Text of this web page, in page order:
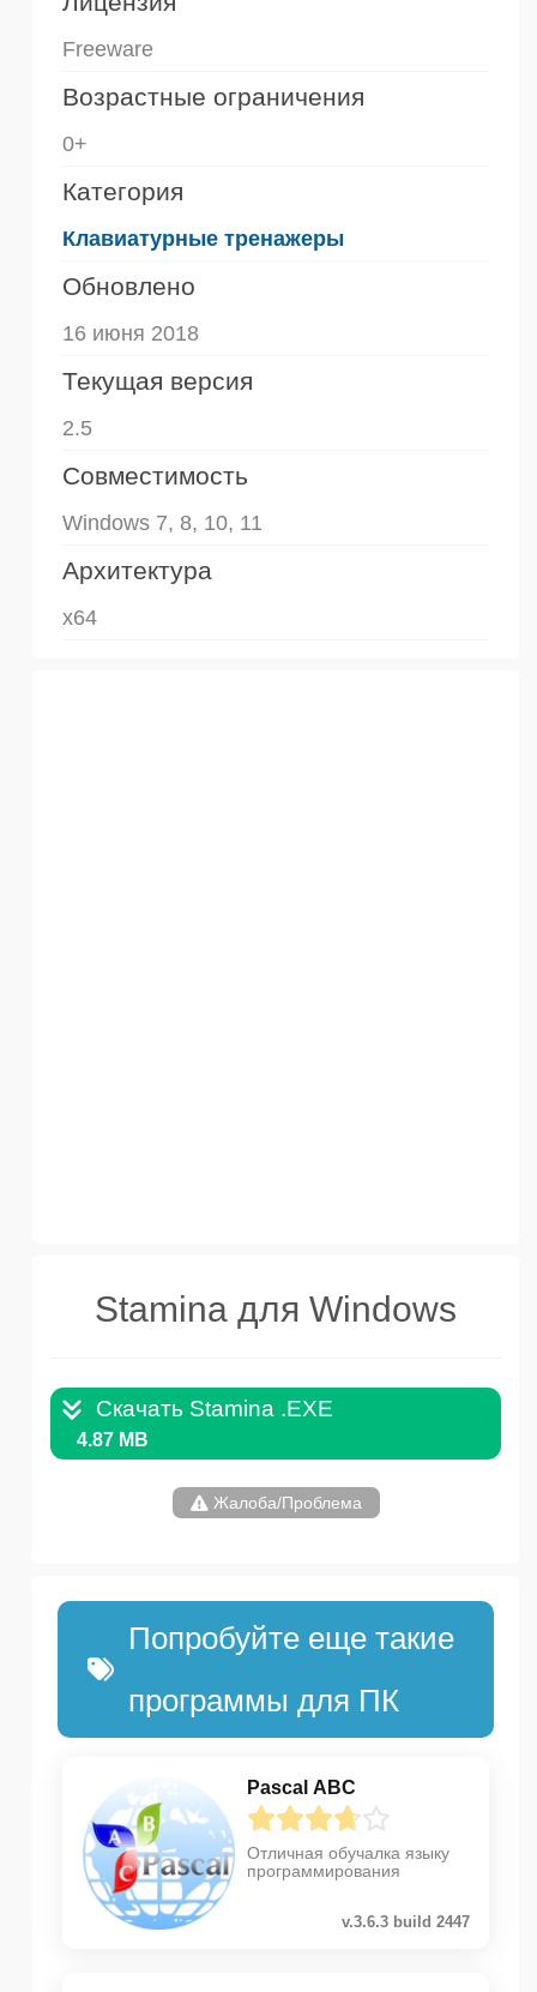
Freeware
Возрастные ограничения
0+
Категория
Клавиатурные тренажеры
Обновлено
16 июня 2018
Текущая версия
2.5
Совместимость
Windows 7, 8, 10, 11
Архитектура
x64
Stamina для Windows
Скачать Stamina .EXE
4.87 MB
Жалоба/Проблема
Попробуйте еще такие
программы для ПК
Pascal ABC
Отличная обучалка языку
программирования
v.3.6.3 build 2447